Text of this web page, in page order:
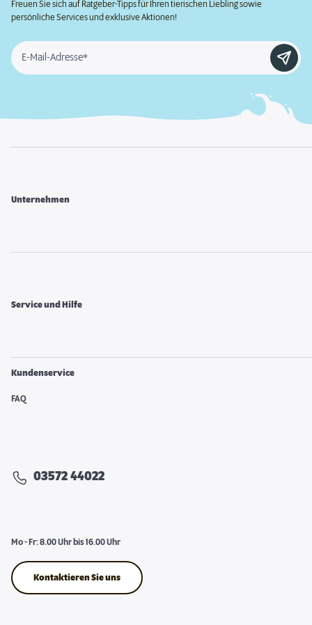
Freuen Sie sich auf Ratgeber-Tipps für Ihren tierischen Liebling sowie
persönliche Services und exklusive Aktionen!
E-Mail-Adresse*
Unternehmen
Service und Hilfe
Kundenservice
FAQ
03572 44022
Mo - Fr: 8.00 Uhr bis 16.00 Uhr
Kontaktieren Sie uns